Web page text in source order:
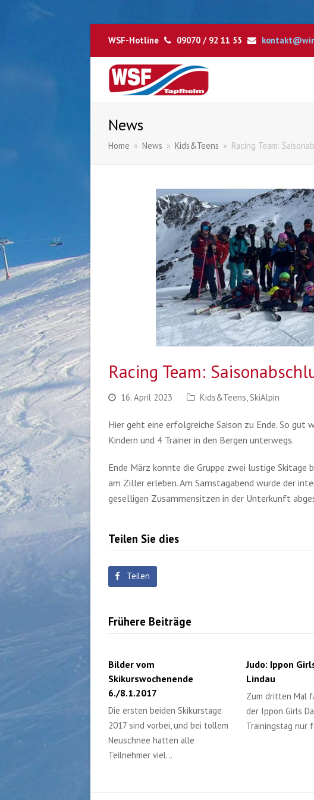
WSF-Hotline 09070 / 92 11 55
News
Home » News » Kids&Teens » Racing Team:
Racing Team:
16. April 2023 Kids&Teens,SkiAlpin
Hier geht eine erfolgreiche Saison zu Ende. So gut
Kindern und 4 Trainer in den Bergen unterwegs.
Ende März konnte die Gruppe zwei lustige
am Ziller erleben. Am Samstagabend wurde der
geselligen Zusammensitzen in der Unterkunft
Teilen Sie dies
Teilen
Frühere Beiträge
Bilder vom
Skikurswochenende
6./8.1.2017
Die ersten beiden Skikurstage
2017 sind vorbei, und bei tollem
Neuschnee hatten alle
Teilnehmer viel…
Judo: Ippon
Lindau
Zum dritten Mal
der Ippon Girls
Trainingstag nur